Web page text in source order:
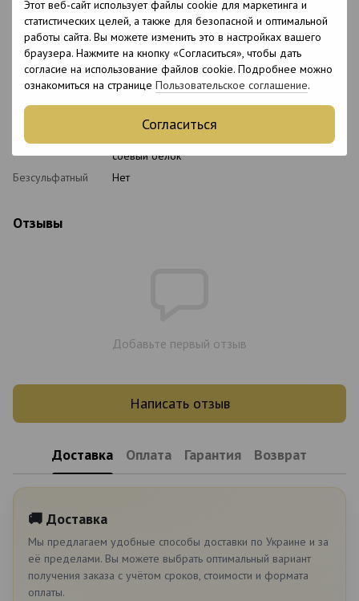
Этот веб-сайт использует файлы cookie для маркетинга и
статистических целей, а также для безопасной и оптимальной
работы сайта. Вы можете изменить это в настройках вашего
браузера. Нажмите на кнопку «Согласиться», чтобы дать
согласие на использование файлов cookie. Подробнее можно
ознакомиться на странице Пользовательское соглашение.
Согласиться
18+
С кератином
Нет
Подходит для
беременных
Нет
Срок хранения в
открытом виде
Смесь аминокислот, масло абрикосовых
косточек, пантенол, гидрофицированный
соевый белок
Безсульфатный
Нет
Отзывы
Добавьте первый отзыв
Написать отзыв
Доставка Оплата Гарантия Возврат
🚚 Доставка
Мы предлагаем удобные способы доставки по Украине и за
её пределами. Вы можете выбрать оптимальный вариант
получения заказа с учётом сроков, стоимости и формата
оплаты.